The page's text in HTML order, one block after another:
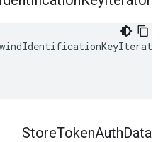
StoreTokenAuthData